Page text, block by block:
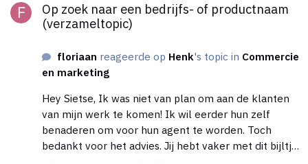
Op zoek naar een bedrijfs- of productnaam
(verzameltopic)
floriaan reageerde op Henk's topic in Commercie
en marketing
Hey Sietse, Ik was niet van plan om aan de klanten
van mijn werk te komen! Ik wil eerder hun zelf
benaderen om voor hun agent te worden. Toch
bedankt voor het advies. Jij hebt vaker met dit bijltje